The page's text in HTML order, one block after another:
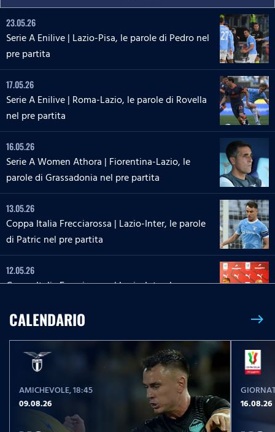
23.05.26
Serie A Enilive | Lazio-Pisa, le parole di Pedro nel
pre partita
17.05.26
Serie A Enilive | Roma-Lazio, le parole di Rovella
nel pre partita
16.05.26
Serie A Women Athora | Fiorentina-Lazio, le
parole di Grassadonia nel pre partita
13.05.26
Coppa Italia Frecciarossa | Lazio-Inter, le parole
di Patric nel pre partita
12.05.26
Coppa Italia Frecciarossa | Lazio-Inter, la
Serie A Enilive | Lazio-Inter, le parole di Dele-
Bashiru nel pre partita
04.05.26
Serie A Enilive | Cremonese-Lazio, le parole di
Isaksen nel pre partita
CALENDARIO east
AMICHEVOLE, 18:45
09.08.26
16.08.26